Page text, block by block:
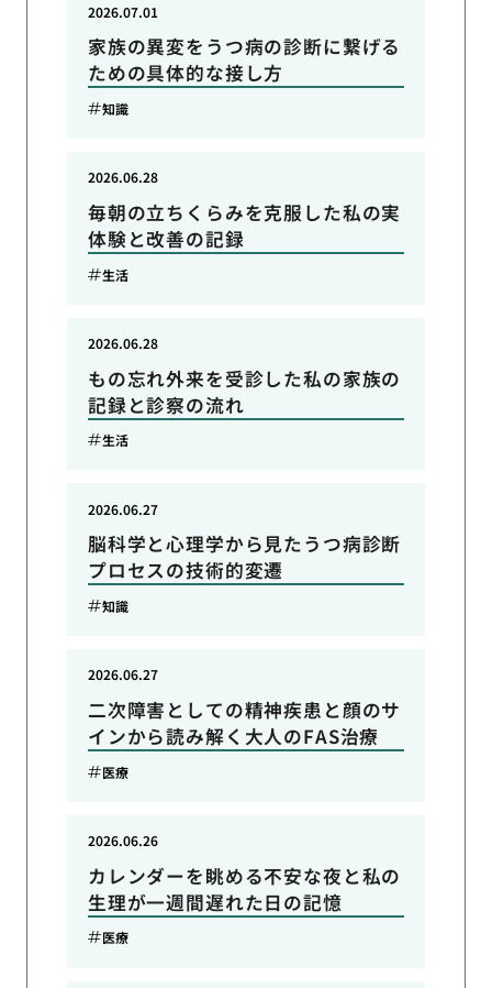
家族の異変をうつ病の診断に繋げる
ための具体的な接し方
2026.07.01
知識
毎朝の立ちくらみを克服した私の実
体験と改善の記録
2026.06.28
生活
もの忘れ外来を受診した私の家族の
記録と診察の流れ
2026.06.28
生活
脳科学と心理学から見たうつ病診断
プロセスの技術的変遷
2026.06.27
知識
二次障害としての精神疾患と顔のサ
インから読み解く大人のFAS治療
2026.06.27
医療
カレンダーを眺める不安な夜と私の
生理が一週間遅れた日の記憶
2026.06.26
医療